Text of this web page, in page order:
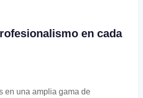
en cada
en una amplia gama de